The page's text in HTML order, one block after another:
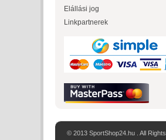
Elállási jog
Linkpartnerek
© 2013 SportShop24.hu . All Rights